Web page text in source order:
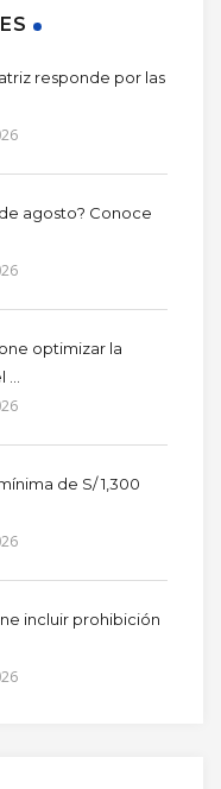
responde por las
agosto? Conoce
optimizar la
de S/ 1,300
incluir prohibición